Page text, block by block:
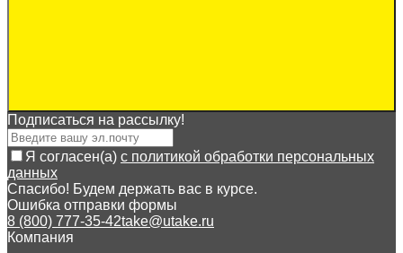
Подписаться на рассылкy!
Я согласен(a) с политикой обработки персональных
данных
Спасибо! Будем держать вас в курсе.
Ошибка отправки формы
8 (800) 777-35-42take@utake.ru
Компания